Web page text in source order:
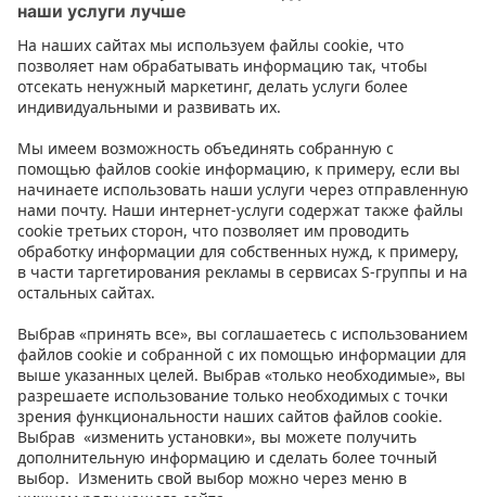
Инструкции
Условия
Prisma Konto
Язык:ETENRU